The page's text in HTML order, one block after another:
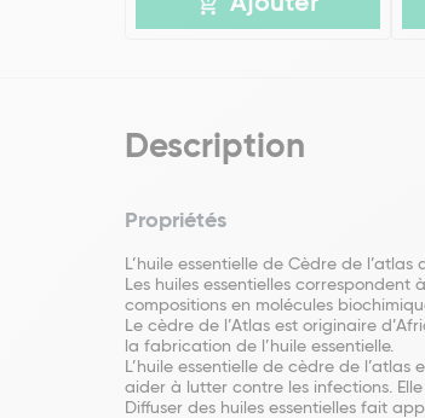
Ajouter
Description
Propriétés
L’huile essentielle de Cèdre de
Les huiles essentielles
compositions en molécules
Le cèdre de l’Atlas est originaire
la fabrication de l’huile essentielle.
L’huile essentielle de cèdre de
aider à lutter contre les infections.
Diffuser des huiles essentielles fait